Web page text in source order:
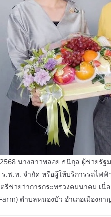
นางสาวพลอย ธนิกุล ผู้ช่วยรั
.ฟ.ท. จำกัด หรือผู้ให้บริการรถไฟ
รีช่วยว่าการกระทรวงคมนาคม เ
ตำบลหนองบัว อำเภอเมืองก